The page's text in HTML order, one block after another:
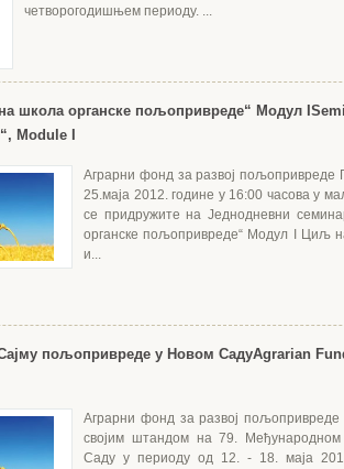
четворогодишњем периоду. ...
школа органске пољопривреде“ Модул I
Module I
Аграрни фонд за развој
25.маја 2012. године у 16:00 часова у
се придружите на Jеднодневни
органске пољопривреде“ Модул I Циљ
и...
пољопривреде у Новом СадуAgrarian
Аграрни фонд за развој
својим штандом на 79.
Саду у периоду од 12. - 18. маја